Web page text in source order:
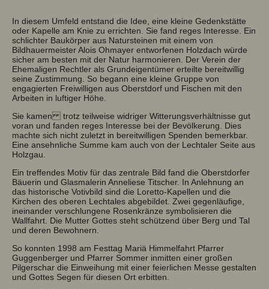
In diesem Umfeld entstand die Idee, eine kleine Gedenkstätte
oder Kapelle am Knie zu errichten. Sie fand reges Interesse. Ein
schlichter Baukörper aus Natursteinen mit einem von
Bildhauermeister Alois Ohmayer entworfenen Holzdach würde
sicher am besten mit der Natur harmonieren. Der Verein der
Ehemaligen Rechtler als Grundeigentümer erteilte bereitwillig
seine Zustimmung. So begann eine kleine Gruppe von
engagierten Freiwilligen aus Oberstdorf und Fischen mit den
Arbeiten in luftiger Höhe.
Sie kamen trotz teilweise widriger Witterungsverhältnisse gut
voran und fanden reges Interesse bei der Bevölkerung. Dies
machte sich nicht zuletzt in bereitwilligen Spenden bemerkbar.
Eine ansehnliche Summe kam auch von der Lechtaler Seite aus
Holzgau.
Ein treffendes Motiv für das zentrale Bild fand die Oberstdorfer
Bäuerin und Glasmalerin Anneliese Titscher. In Anlehnung an
das historische Votivbild sind die Loretto-Kapellen und die
Kirchen des oberen Lechtales abgebildet. Zwei gegenläufige,
ineinander verschlungene Rosenkränze symbolisieren die
Wallfahrt. Die Mutter Gottes steht schützend über Berg und Tal
und deren Bewohnern.
So konnten 1998 am Festtag Mariä Himmelfahrt Pfarrer
Guggenberger und Pfarrer Sommer inmitten einer großen
Pilgerschar die Einweihung mit einer feierlichen Messe gestalten
und Gottes Segen für diesen Ort erbitten.